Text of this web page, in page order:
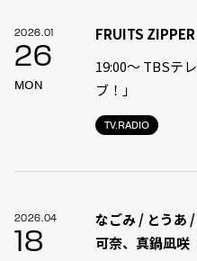
2026.01
26
MON
TV.RADIO
FRUITS
19:00〜 TBSテ
ブ！」
2026.04
18
なごみ / とうあ
可奈、真鍋凪咲